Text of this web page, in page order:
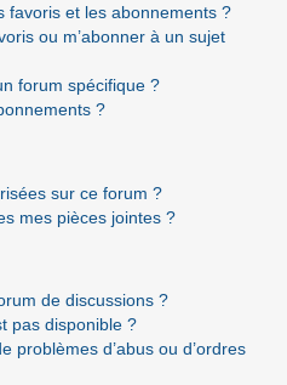
favoris et les abonnements ?
ou m’abonner à un sujet
forum spécifique ?
?
sur ce forum ?
mes pièces jointes ?
de discussions ?
pas disponible ?
problèmes d’abus ou d’ordres